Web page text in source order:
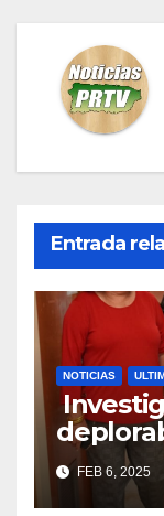
Entrada
NOTICIAS
de la
FEB 6, 2025